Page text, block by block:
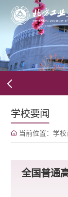
学校要闻
当前位置： 学校
全国普通